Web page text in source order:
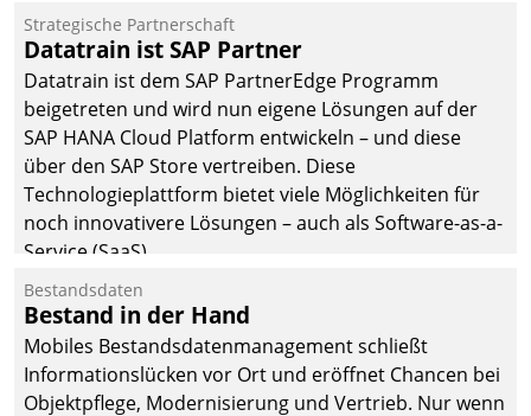
Jahresbeginn eine
Überblick, Einsicht und
Eingriff bietende Lösung.
Zur Entwicklung setzte
man auf
Cloudtechnologie,
bewährte und Startup-
Partner sowie erstmals
agile Projektmethoden.
Strategische Partnerschaft
Datatrain ist SAP Partner
Datatrain ist dem SAP PartnerEdge Programm
beigetreten und wird nun eigene Lösungen auf der
SAP HANA Cloud Platform entwickeln – und diese
über den SAP Store vertreiben. Diese
Technologieplattform bietet viele Möglichkeiten für
noch innovativere Lösungen – auch als Software-as-a-
Service (SaaS).
Bestandsdaten
Bestand in der Hand
Mobiles Bestandsdatenmanagement schließt
Informationslücken vor Ort und eröffnet Chancen bei
Objektpflege, Modernisierung und Vertrieb. Nur wenn